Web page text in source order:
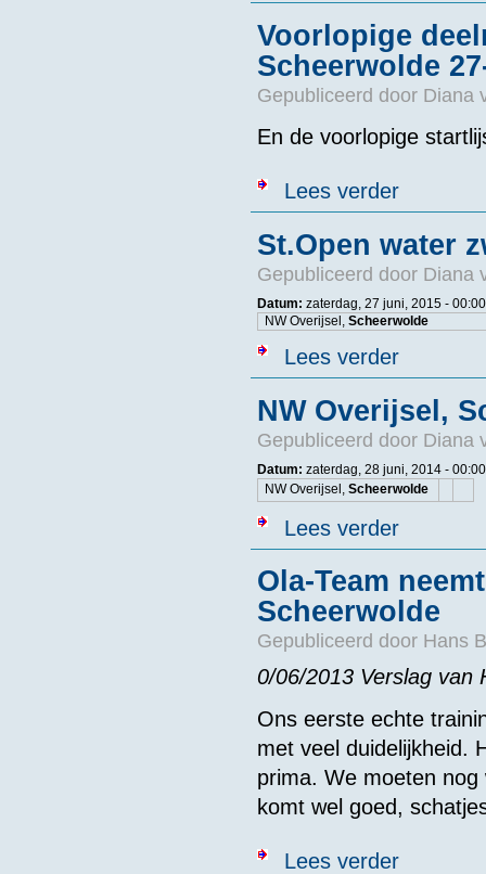
Voorlopige
Scheerwolde
Gepubliceerd door Diana
En de voorlopige
Lees verderover
St.Open water
Gepubliceerd door Diana
Datum: zaterdag, 27 juni, 2015 - 00:00
NW Overijsel, Scheerwolde
Lees verderover St.Open
NW Overijsel,
Gepubliceerd door Diana
Datum: zaterdag, 28 juni, 2014 - 00:00
NW Overijsel, Scheerwolde
Lees verderover NW
Ola-Team
Scheerwolde
Gepubliceerd door Hans
0/06/2013 Verslag van
Ons eerste echte
met veel duidelijkheid.
prima. We moeten
komt wel goed,
Lees verderover Ola-